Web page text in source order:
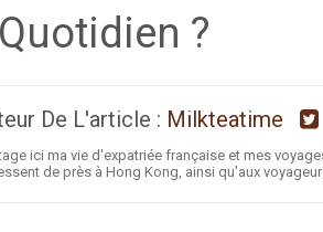
?
De L'article : Milkteatime
ici ma vie d'expatriée française et mes
de près à Hong Kong, ainsi qu'aux